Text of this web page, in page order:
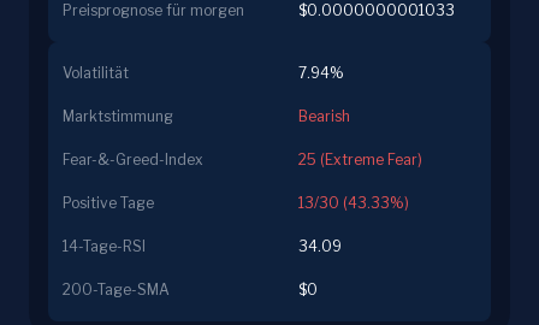
Preisprognose für morgen $0.0000000001033
Volatilität 7.94%
Marktstimmung Bearish
Fear-&-Greed-Index 25 (Extreme Fear)
Positive Tage 13/30 (43.33%)
14-Tage-RSI 34.09
200-Tage-SMA $0